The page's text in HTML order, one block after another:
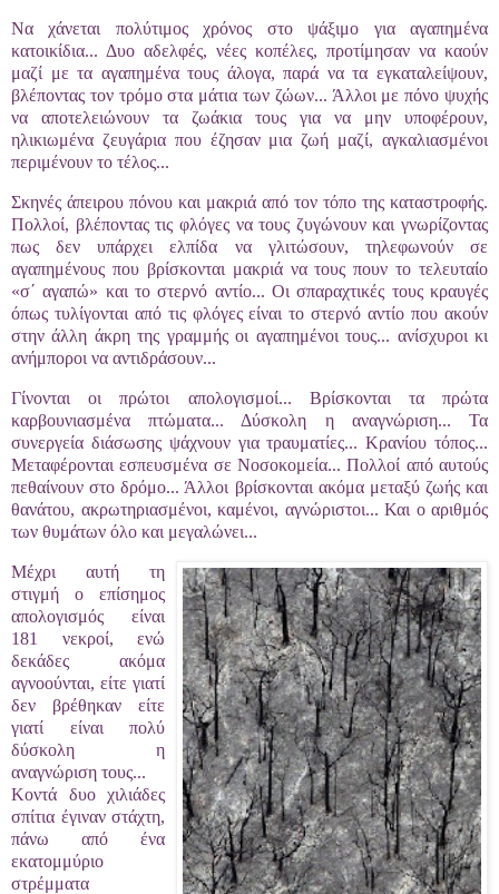
Να χάνεται πολύτιμος χρόνος στο ψάξιμο για αγαπημένα
κατοικίδια... Δυο αδελφές, νέες κοπέλες, προτίμησαν να καούν
μαζί με τα αγαπημένα τους άλογα, παρά να τα εγκαταλείψουν,
βλέποντας τον τρόμο στα μάτια των ζώων... Άλλοι με πόνο ψυχής
να αποτελειώνουν τα ζωάκια τους για να μην υποφέρουν,
ηλικιωμένα ζευγάρια που έζησαν μια ζωή μαζί, αγκαλιασμένοι
περιμένουν το τέλος...
Σκηνές άπειρου πόνου και μακριά από τον τόπο της καταστροφής.
Πολλοί, βλέποντας τις φλόγες να τους ζυγώνουν και γνωρίζοντας
πως δεν υπάρχει ελπίδα να γλιτώσουν, τηλεφωνούν σε
αγαπημένους που βρίσκονται μακριά να τους πουν το τελευταίο
«σ΄ αγαπώ» και το στερνό αντίο... Οι σπαραχτικές τους κραυγές
όπως τυλίγονται από τις φλόγες είναι το στερνό αντίο που ακούν
στην άλλη άκρη της γραμμής οι αγαπημένοι τους... ανίσχυροι κι
ανήμποροι να αντιδράσουν...
Γίνονται οι πρώτοι απολογισμοί... Βρίσκονται τα πρώτα
καρβουνιασμένα πτώματα... Δύσκολη η αναγνώριση... Τα
συνεργεία διάσωσης ψάχνουν για τραυματίες... Κρανίου τόπος...
Μεταφέρονται εσπευσμένα σε Νοσοκομεία... Πολλοί από αυτούς
πεθαίνουν στο δρόμο... Άλλοι βρίσκονται ακόμα μεταξύ ζωής και
θανάτου, ακρωτηριασμένοι, καμένοι, αγνώριστοι... Και ο αριθμός
των θυμάτων όλο και μεγαλώνει...
Μέχρι αυτή τη
στιγμή ο επίσημος
απολογισμός είναι
181 νεκροί, ενώ
δεκάδες ακόμα
αγνοούνται, είτε γιατί
δεν βρέθηκαν είτε
γιατί είναι πολύ
δύσκολη η
αναγνώριση τους...
Κοντά δυο χιλιάδες
σπίτια έγιναν στάχτη,
πάνω από ένα
εκατομμύριο
στρέμματα